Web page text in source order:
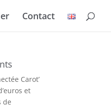
Contact
Carot’
et
de